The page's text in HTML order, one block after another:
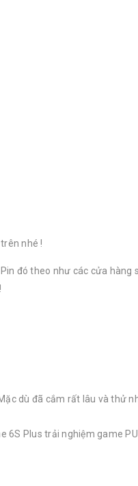
nhé !
đó theo như các cửa hàng
dù đã cắm rất lâu và thử
Plus trải nghiệm game